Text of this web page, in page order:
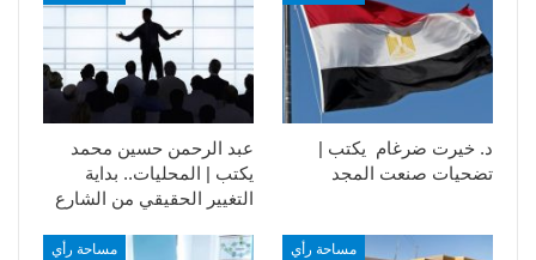
عبد الرحمن حسين محمد
يكتب | المحليات.. بداية
التغيير الحقيقي من الشارع
د. خيرت ضرغام يكتب |
تضحيات صنعت المجد
مساحة رأي مساحة رأي